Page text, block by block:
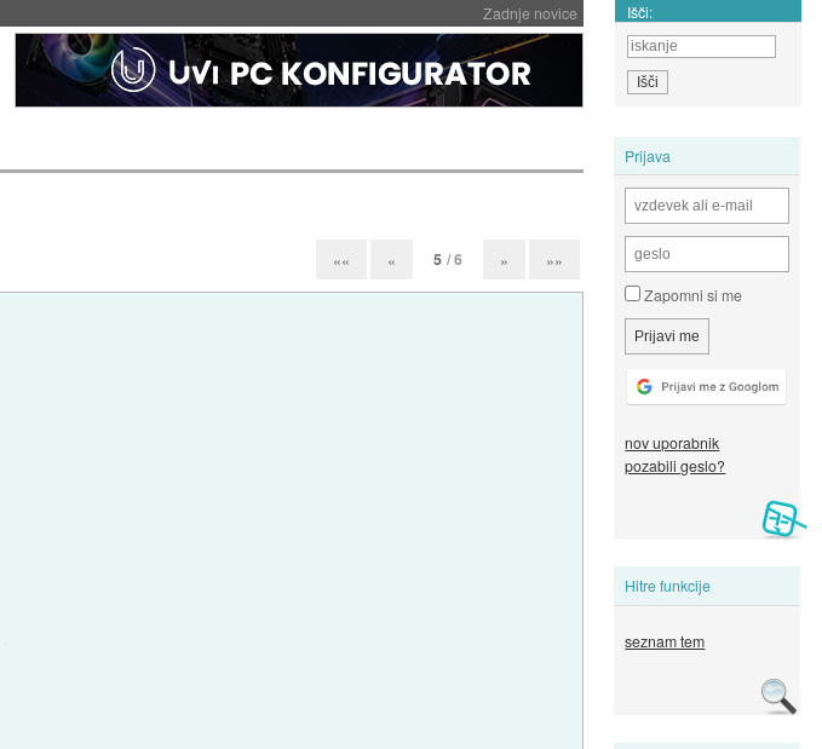
Zadnje novice Išči:
Prijava
Zapomni si me
nov uporabnik
pozabili geslo?
Hitre funkcije
seznam tem
«« « 5 / 6 » »»